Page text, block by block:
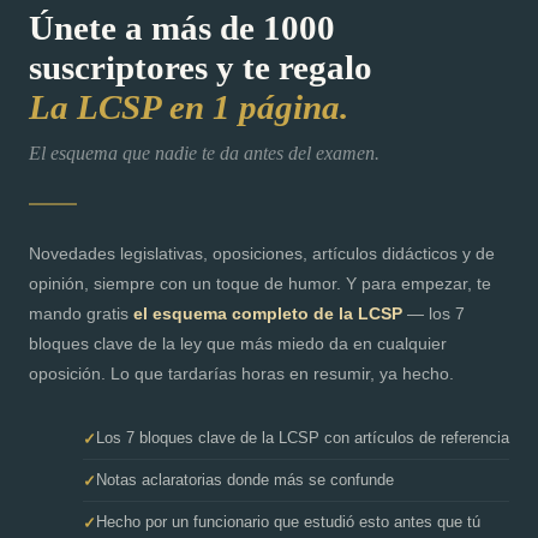
Únete a más de 1000
suscriptores y te regalo
La LCSP en 1 página.
El esquema que nadie te da antes del examen.
Novedades legislativas, oposiciones, artículos didácticos y de
opinión, siempre con un toque de humor. Y para empezar, te
mando gratis el esquema completo de la LCSP — los 7
bloques clave de la ley que más miedo da en cualquier
oposición. Lo que tardarías horas en resumir, ya hecho.
Los 7 bloques clave de la LCSP con artículos de referencia
Notas aclaratorias donde más se confunde
Hecho por un funcionario que estudió esto antes que tú